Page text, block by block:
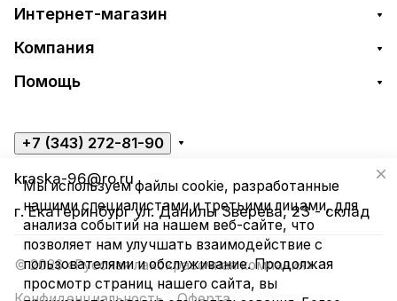
Интернет-магазин
Компания
Помощь
+7 (343) 272-81-90
kraska-96@ro.ru
г. Екатеринбург ул. Данилы Зверева, 23 - склад
© 2026 «Русская лакокрасочная компания»
Мы используем файлы cookie, разработанные
нашими специалистами и третьими лицами, для
анализа событий на нашем веб-сайте, что
позволяет нам улучшать взаимодействие с
пользователями и обслуживание. Продолжая
просмотр страниц нашего сайта, вы